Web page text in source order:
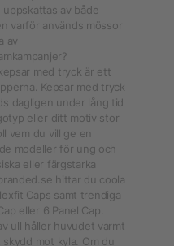
uppskattas av både
varför används mössor
av
med tryck är ett
Kepsar med tryck
dagligen under lång tid
eller ditt motiv stor
vem du vill ge en
modeller för ung och
eller färgstarka
hittar du coola
Caps samt trendiga
eller 6 Panel Cap.
ull håller huvudet varmt
mot kyla. Om du